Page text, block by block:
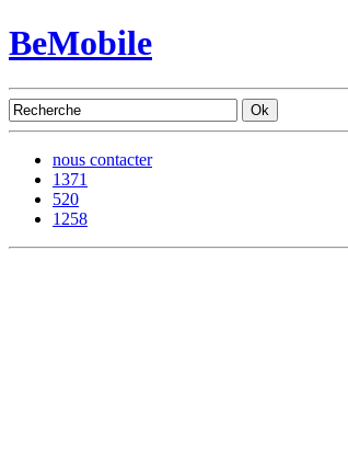
BeMobile
nous contacter
1371
520
1258